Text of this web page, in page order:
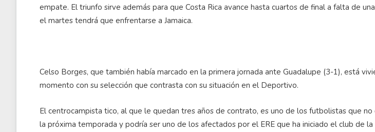
empate. El triunfo sirve además para que Costa Rica avance hasta cuartos de final a falta de
el martes tendrá que enfrentarse a Jamaica.
Celso Borges, que también había marcado en la primera jornada ante Guadalupe (3-1), está
momento con su selección que contrasta con su situación en el Deportivo.
El centrocampista tico, al que le quedan tres años de contrato, es uno de los futbolistas que no
la próxima temporada y podría ser uno de los afectados por el ERE que ha iniciado el club de la